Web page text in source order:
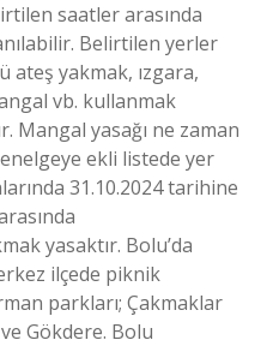
saatler arasında
Belirtilen yerler
ateş yakmak, ızgara,
vb. kullanmak
Mangal yasağı ne zaman
ekli listede yer
31.10.2024 tarihine
yasaktır. Bolu’da
ilçede piknik
parkları; Çakmaklar
Gökdere. Bolu